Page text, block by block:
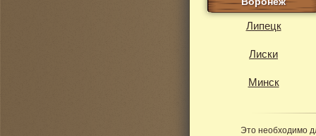
Липецк
Лиски
Минск
Это необходимо